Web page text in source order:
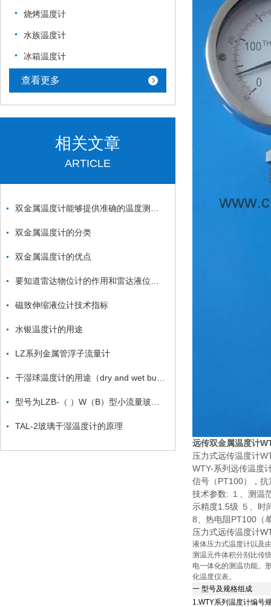
烧烤温度计
水族温度计
冰箱温度计
查看更多
相关文章
ARTICLE
双金属温度计的分类
双金属温度计的优点
磁致伸缩液位计技术指标
水银温度计的用途
LZ系列金属管浮子流量计
TAL-2玻璃干湿温度计的原理
远传双金属温度计
压力式远传温度计
WTY-系列远传温度
信号（PT100），
技术参数: １、
示精度1.5级 ５
8、热电阻PT100（
压力式远传温度计
液体压力式温度计以及
测温元件体积分别比传
电一体化的测温功能。
化温度仪表。
一 型号及规格组成
1.WTY系列温度计编号